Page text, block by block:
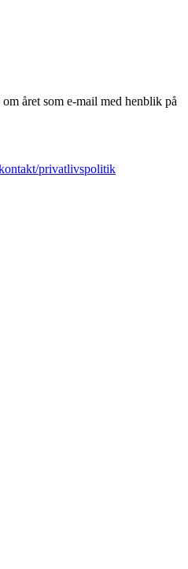
året som e-mail med henblik på
privatlivspolitik